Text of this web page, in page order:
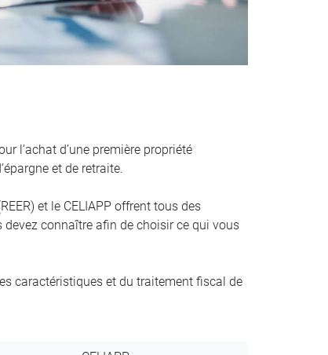
l’achat d’une première propriété
et de retraite.
et le CELIAPP offrent tous des
connaître afin de choisir ce qui vous
caractéristiques et du traitement fiscal de